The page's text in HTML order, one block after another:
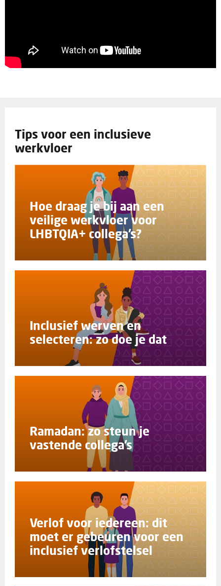
Tips voor een inclusieve
werkvloer
Hoe draag je bij aan een
veilige werkvloer voor
LHBTQIA+ collega’s?
Inclusief werven en
selecteren: zo doe je dat
Ramadan: zo steun je
vastende collega’s
Verlof voor iedereen: dit
moet er gebeuren voor een
inclusief verlofstelsel